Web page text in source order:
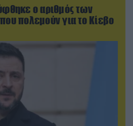
ο αριθμός των
πολεμούν για το Κίεβο